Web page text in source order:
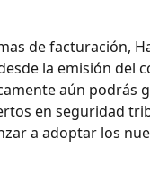
de facturación,
la emisión del
aún podrás
en seguridad
a adoptar los